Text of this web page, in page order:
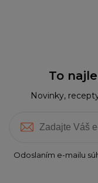
To
Novinky,
Odoslaním e-mailu